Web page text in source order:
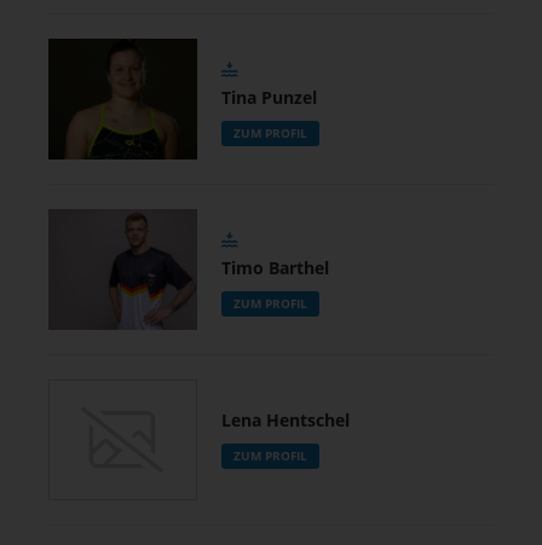
Tina Punzel
ZUM PROFIL
Timo Barthel
ZUM PROFIL
Lena Hentschel
ZUM PROFIL